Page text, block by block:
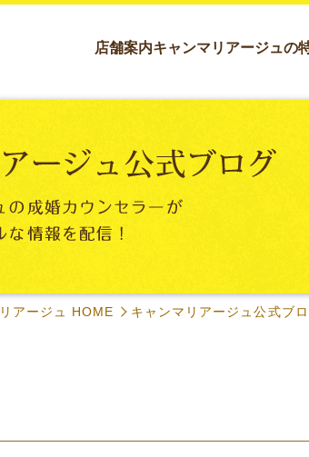
店舗案内キャンマリアージュの
アージュ HOME キャンマリアージュ公式ブ